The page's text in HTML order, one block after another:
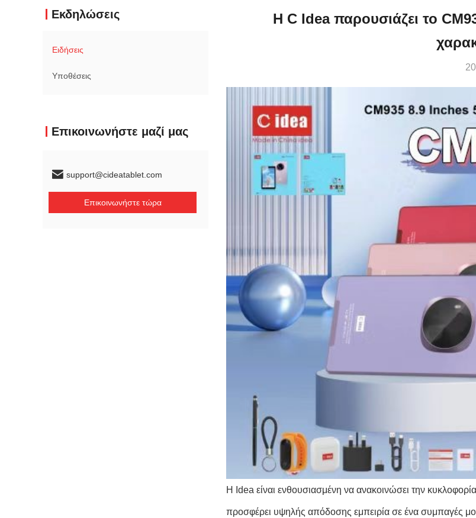
Εκδηλώσεις
Ειδήσεις
Υποθέσεις
Επικοινωνήστε μαζί μας
support@cideatablet.com
Επικοινωνήστε τώρα
Η C Idea παρουσιάζει το
Η Idea είναι ενθουσιασμένη να ανακοινώσει την
προσφέρει υψηλής απόδοσης εμπειρία σε ένα συμπαγές